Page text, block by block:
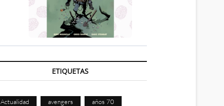
ETIQUETAS
Actualidad avengers años 70